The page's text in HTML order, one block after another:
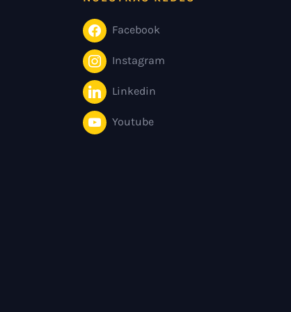
Facebook
Instagram
Linkedin
Youtube